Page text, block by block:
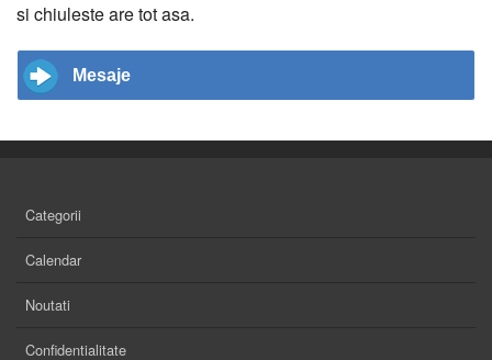
si chiuleste are tot asa.
Mesaje
Categorii
Calendar
Noutati
Confidentialitate